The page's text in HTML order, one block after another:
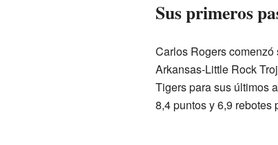
Sus primeros
Carlos Rogers
Arkansas-Little Rock
Tigers para sus últimos
8,4 puntos y 6,9 rebotes